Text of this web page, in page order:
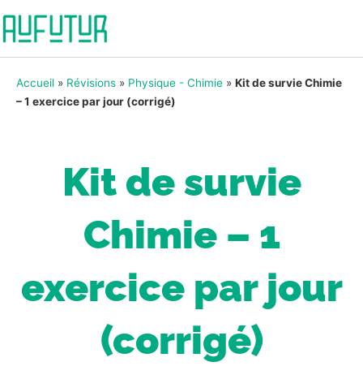
Accueil » Révisions » Physique - Chimie » Kit de survie Chimie
– 1 exercice par jour (corrigé)
Kit de survie
Chimie – 1
exercice par jour
(corrigé)